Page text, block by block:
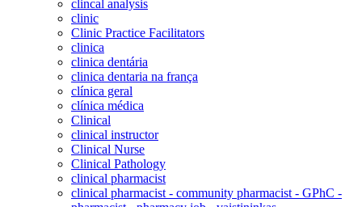
clincal analysis
clinic
Clinic Practice Facilitators
clinica
clinica dentária
clinica dentaria na frança
clínica geral
clínica médica
Clinical
clinical instructor
Clinical Nurse
Clinical Pathology
clinical pharmacist
clinical pharmacist - community pharmacist - GPhC -